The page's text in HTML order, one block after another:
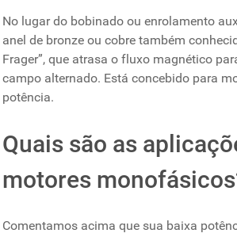
No lugar do bobinado ou enrolamento
anel de bronze ou cobre também
Frager”, que atrasa o fluxo magnético
campo alternado. Está concebido para
potência.
Quais são as
motores
Comentamos acima que sua baixa